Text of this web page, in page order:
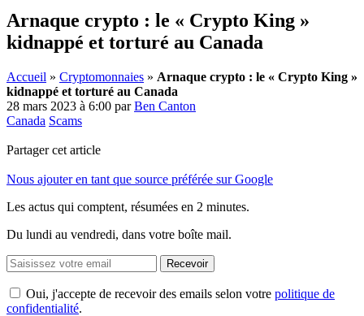
Arnaque crypto : le « Crypto King »
kidnappé et torturé au Canada
Accueil » Cryptomonnaies » Arnaque crypto : le « Crypto King »
kidnappé et torturé au Canada
28 mars 2023 à 6:00 parBen Canton
Canada Scams
Partager cet article
Nous ajouter en tant que source préférée sur Google
Les actus qui comptent, résumées en 2 minutes.
Du lundi au vendredi, dans votre boîte mail.
Recevoir
Oui, j'accepte de recevoir des emails selon votre politique de
confidentialité.